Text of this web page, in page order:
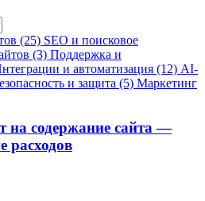
(25) SEO и поисковое
(3) Поддержка и
и автоматизация (12) AI-
и защита (5) Маркетинг
на содержание сайта —
расходов